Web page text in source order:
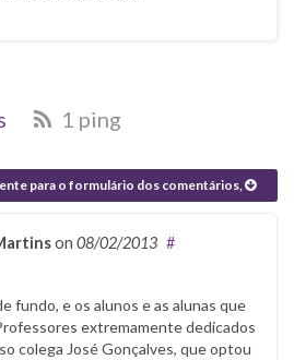
1 ping
para o formulário dos comentários,
on 08/02/2013 #
fundo, e os alunos e as alunas que
extremamente dedicados
colega José Gonçalves, que optou